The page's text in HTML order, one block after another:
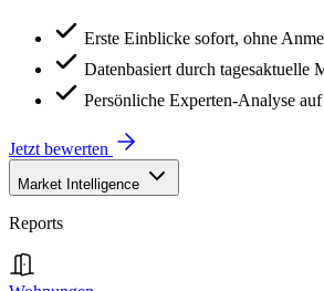
Erste Einblicke sofort, ohne
Datenbasiert durch tagesaktuelle
Persönliche Experten-Analyse
Jetzt bewerten
Market Intelligence
Reports